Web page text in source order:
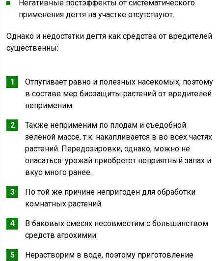
Негативные постэффекты от систематического
применения дегтя на участке отсутствуют.
Однако и недостатки дегтя как средства от вредителей
существенны:
Отпугивает равно и полезных насекомых, поэтому
в составе мер биозащиты растений от вредителей
неприменим.
Также неприменим по плодам и съедобной
зеленой массе, т.к. накапливается в во всех частях
растений. Передозировки, однако, можно не
опасаться: урожай приобретет неприятный запах и
вкус много ранее.
По той же причине непригоден для обработки
комнатных растений.
В баковых смесях несовместим с большинством
средств агрохимии.
Нерастворим в воде, поэтому приготовление